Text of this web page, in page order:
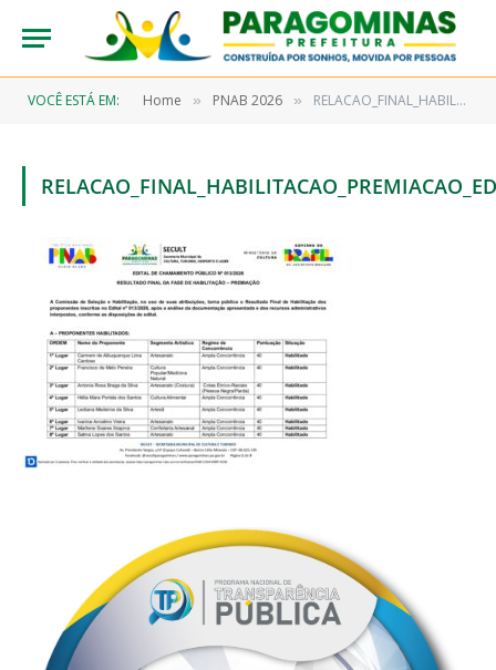
VOCÊ ESTÁ EM: Home » PNAB 2026 » RELACAO_FINAL_HABILITACAO_PREMIACAO_EDITAL_013_2026_ASSINADO